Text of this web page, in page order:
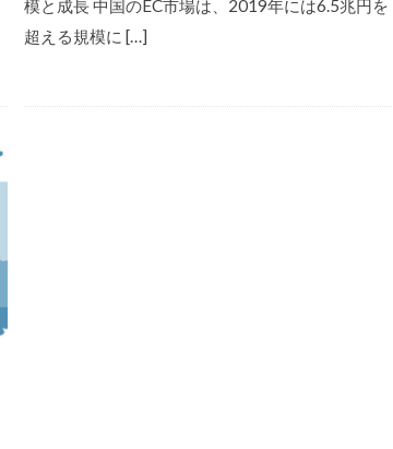
模と成長 中国のEC市場は、2019年には6.5兆円を
超える規模に […]